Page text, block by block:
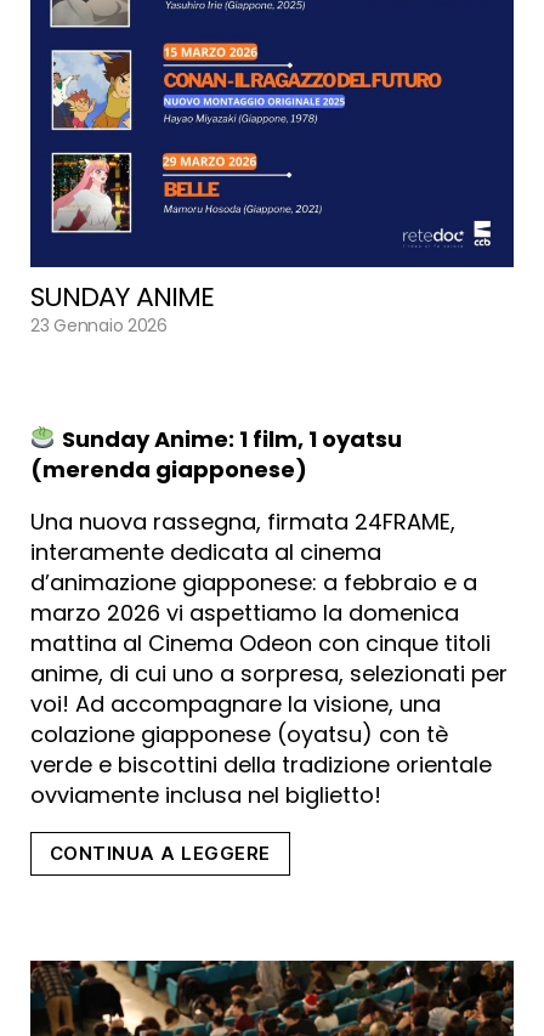
SUNDAY ANIME
23 Gennaio 2026
Sunday Anime: 1 film, 1 oyatsu
(merenda giapponese)
Una nuova rassegna, firmata 24FRAME,
interamente dedicata al cinema
d’animazione giapponese: a febbraio e a
marzo 2026 vi aspettiamo la domenica
mattina al Cinema Odeon con cinque titoli
anime, di cui uno a sorpresa, selezionati per
voi! Ad accompagnare la visione, una
colazione giapponese (oyatsu) con tè
verde e biscottini della tradizione orientale
ovviamente inclusa nel biglietto!
CONTINUA A LEGGERE